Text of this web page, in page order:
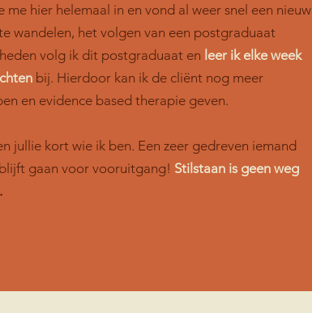
me hier helemaal in en vond al weer snel een nieuw
wandelen, het volgen van een postgraduaat
volg ik dit postgraduaat en leer ik elke week
bij. Hierdoor kan ik de cliënt nog meer
en evidence based therapie geven.
jullie kort wie ik ben. Een zeer gedreven iemand
gaan voor vooruitgang! Stilstaan is geen weg
.